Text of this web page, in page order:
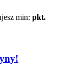
min: pkt.